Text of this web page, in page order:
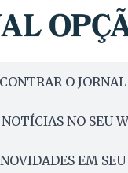
O
NO SEU
EM